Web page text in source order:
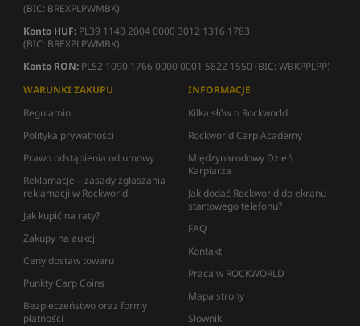
(BIC: BREXPLPWMBK)
Konto HUF: PL39 1140 2004 0000 3012 1316 1783
(BIC: BREXPLPWMBK)
Konto RON: PL52 1090 1766 0000 0001 5822 1550 (BIC: WBKPPLPP)
WARUNKI ZAKUPU
Regulamin
Polityka prywatności
Prawo odstąpienia od umowy
Reklamacje – zasady zgłaszania
reklamacji w Rockworld
Jak kupić na raty?
Zakupy na aukcji
Ceny dostaw towaru
Punkty Carp Coins
Bezpieczeństwo oraz formy
płatności
INFORMACJE
Kilka słów o Rockworld
Rockworld Carp Academy
Międzynarodowy Dzień
Karpiarza
Jak dodać Rockworld do ekranu
startowego telefonu?
FAQ
Kontakt
Praca w ROCKWORLD
Mapa strony
Słownik